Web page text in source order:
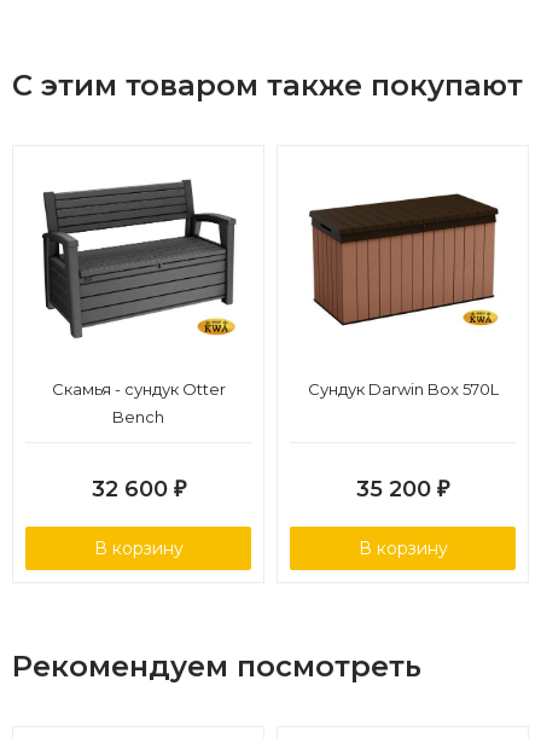
С этим товаром также покупают
Скамья - сундук Otter
Bench
32 600 ₽
В корзину
Сундук Darwin Box 570L
35 200 ₽
В корзину
Рекомендуем посмотреть